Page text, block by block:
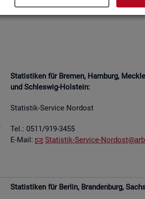
mit uns in Kon­takt zu tre­ten!
Sta­tis­ti­ken für Bre­men, Ham­burg,
und Schles­wig-Hol­stein:
Sta­tis­tik-Ser­vice Nord­ost
Tel.: 0511/919-3455
E-Mail:
Sta­tis­tik-Ser­vice-
Sta­tis­ti­ken für Ber­lin, Bran­den­burg,